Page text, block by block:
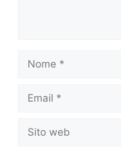
Nome
Email
Sito
web